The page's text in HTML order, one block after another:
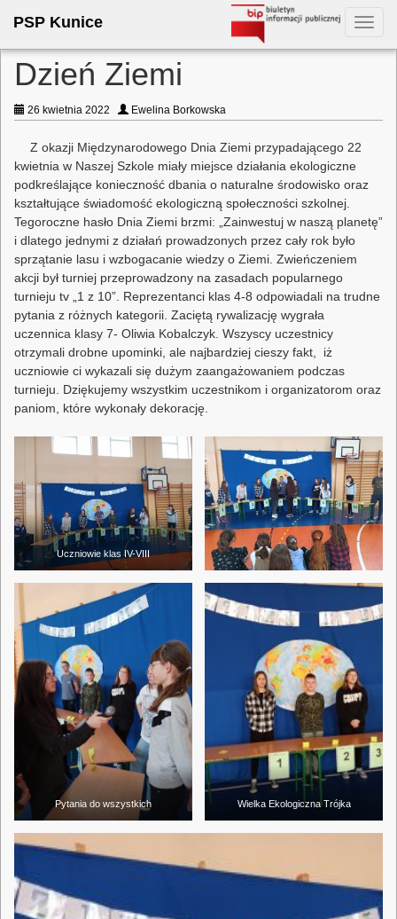
PSP Kunice
Dzień Ziemi
26 kwietnia 2022 Ewelina Borkowska
Z okazji Międzynarodowego Dnia Ziemi przypadającego 22
kwietnia w Naszej Szkole miały miejsce działania ekologiczne
podkreślające konieczność dbania o naturalne środowisko oraz
kształtujące świadomość ekologiczną społeczności szkolnej.
Tegoroczne hasło Dnia Ziemi brzmi: „Zainwestuj w naszą planetę”
i dlatego jednymi z działań prowadzonych przez cały rok było
sprzątanie lasu i wzbogacanie wiedzy o Ziemi. Zwieńczeniem
akcji był turniej przeprowadzony na zasadach popularnego
turnieju tv „1 z 10”. Reprezentanci klas 4-8 odpowiadali na trudne
pytania z różnych kategorii. Zaciętą rywalizację wygrała
uczennica klasy 7- Oliwia Kobalczyk. Wszyscy uczestnicy
otrzymali drobne upominki, ale najbardziej cieszy fakt, iż
uczniowie ci wykazali się dużym zaangażowaniem podczas
turnieju. Dziękujemy wszystkim uczestnikom i organizatorom oraz
paniom, które wykonały dekorację.
Uczniowie klas IV-VIII
Pytania do wszystkich Wielka Ekologiczna Trójka